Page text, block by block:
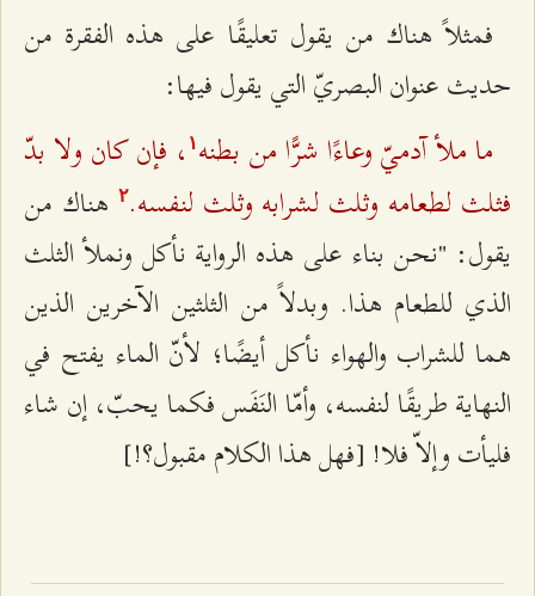
فمثلاً هناك من يقول تعليقًا على هذه الفقرة من
حديث عنوان البصريّ التي يقول فيها:
ما ملأ آدميّ وعاءًا شرًّا من بطنه ۱ ، فإن كان ولا بدّ
فثلث لطعامه وثلث لشرابه وثلث لنفسه.٢ هناك من
يقول: "نحن بناء على هذه الرواية نأكل ونملأ الثلث
الذي للطعام هذا. وبدلاً من الثلثين الآخرين الذين
هما للشراب والهواء نأكل أيضًا؛ لأنّ الماء يفتح في
النهاية طريقًا لنفسه، وأمّا النَفَس فكما يحبّ، إن شاء
فليأت وإلاّ فلا! [فهل هذا الكلام مقبول؟!]